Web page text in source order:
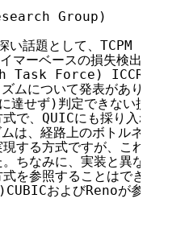
Group)
深い話題として、TCPM
ーベースの損失検出アルゴ
Task Force) ICCRG
ムについて発表がありました
達せず)判定できない損失を
で、QUICにも採り入れられ
は、経路上のボトルネックに
現する方式ですが、これが
ちなみに、実装と異なり標準
を参照することはできない
およびRenoが参照され